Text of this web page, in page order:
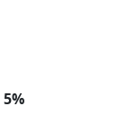
5%